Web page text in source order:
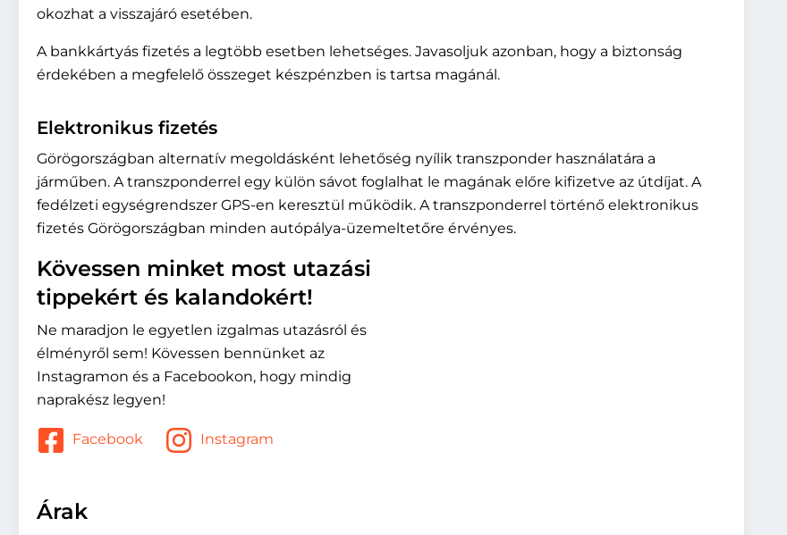
okozhat a visszajáró esetében.
A bankkártyás fizetés a legtöbb esetben lehetséges. Javasoljuk azonban, hogy a biztonság
érdekében a megfelelő összeget készpénzben is tartsa magánál.
Elektronikus fizetés
Görögországban alternatív megoldásként lehetőség nyílik transzponder használatára a
járműben. A transzponderrel egy külön sávot foglalhat le magának előre kifizetve az útdíjat. A
fedélzeti egységrendszer GPS-en keresztül működik. A transzponderrel történő elektronikus
fizetés Görögországban minden autópálya-üzemeltetőre érvényes.
Kövessen minket most utazási
tippekért és kalandokért!
Ne maradjon le egyetlen izgalmas utazásról és
élményről sem! Kövessen bennünket az
Instagramon és a Facebookon, hogy mindig
naprakész legyen!
Facebook Instagram
Árak